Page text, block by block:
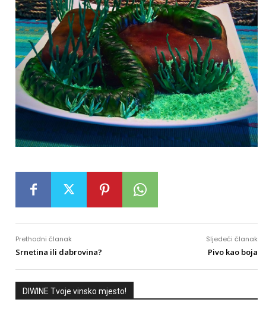
Prethodni članak
Srnetina ili dabrovina?
Sljedeći članak
Pivo kao boja
DIWINE Tvoje vinsko mjesto!